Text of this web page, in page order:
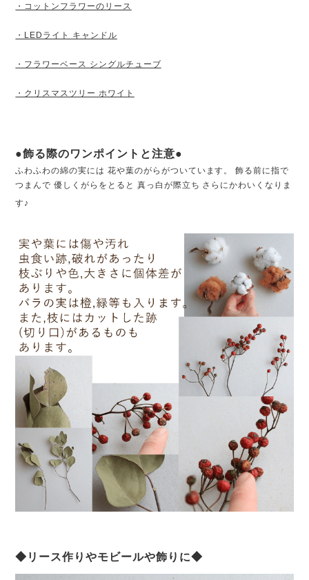
・コットンフラワーのリース
・LEDライト キャンドル
・フラワーベース シングルチューブ
・クリスマスツリー ホワイト
●飾る際のワンポイントと注意●
ふわふわの綿の実には 花や葉のがらがついています。 飾る前に指で
つまんで 優しくがらをとると 真っ白が際立ち さらにかわいくなりま
す♪
◆リース作りやモビールや飾りに◆